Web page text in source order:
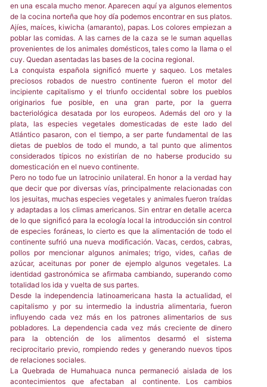
en una escala mucho menor. Aparecen aquí ya algunos elementos
de la cocina norteña que hoy día podemos encontrar en sus platos.
Ajíes, maíces, kiwicha (amaranto), papas. Los colores empiezan a
poblar las comidas. A las carnes de la caza se le suman aquellas
provenientes de los animales domésticos, tales como la llama o el
cuy. Quedan asentadas las bases de la cocina regional.
La conquista española significó muerte y saqueo. Los metales
preciosos robados de nuestro continente fueron el motor del
incipiente capitalismo y el triunfo occidental sobre los pueblos
originarios fue posible, en una gran parte, por la guerra
bacteriológica desatada por los europeos. Además del oro y la
plata, las especies vegetales domesticadas de este lado del
Atlántico pasaron, con el tiempo, a ser parte fundamental de las
dietas de pueblos de todo el mundo, a tal punto que alimentos
considerados típicos no existirían de no haberse producido su
domesticación en el nuevo continente.
Pero no todo fue un latrocinio unilateral. En honor a la verdad hay
que decir que por diversas vías, principalmente relacionadas con
los jesuitas, muchas especies vegetales y animales fueron traídas
y adaptadas a los climas americanos. Sin entrar en detalle acerca
de lo que significó para la ecología local la introducción sin control
de especies foráneas, lo cierto es que la alimentación de todo el
continente sufrió una nueva modificación. Vacas, cerdos, cabras,
pollos por mencionar algunos animales; trigo, vides, cañas de
azúcar, aceitunas por poner de ejemplo algunos vegetales. La
identidad gastronómica se afirmaba cambiando, superando como
totalidad los ida y vuelta de sus partes.
Desde la independencia latinoamericana hasta la actualidad, el
capitalismo y por su intermedio la industria alimentaria, fueron
influyendo cada vez más en los patrones alimentarios de sus
pobladores. La dependencia cada vez más creciente de dinero
para la obtención de los alimentos desarmó el sistema
reciprocitario previo, rompiendo redes y generando nuevos tipos
de relaciones sociales.
La Quebrada de Humahuaca nunca permaneció aislada de los
acontecimientos que afectaban al continente. Los cambios